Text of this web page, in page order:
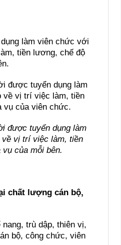
làm viên chức với
tiền lương, chế độ
được tuyển dụng làm
về vị trí việc làm, tiền
vụ của viên chức.
được tuyển dụng làm
vị trí việc làm, tiền
của mỗi bên.
chất lượng cán bộ,
trù dập, thiên vị,
bộ, công chức, viên